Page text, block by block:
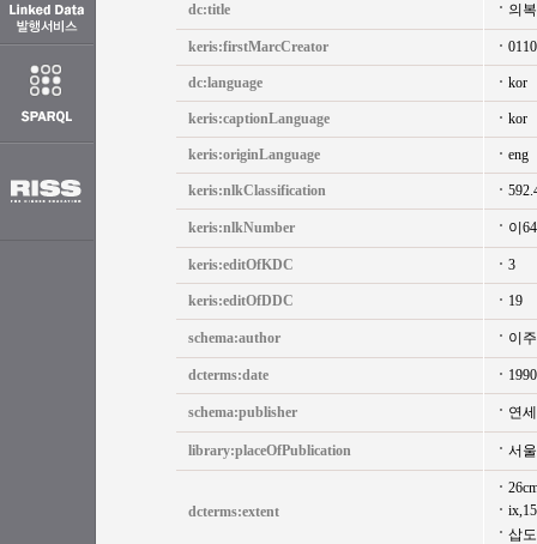
dc:title 의
keris:firstMarcCreator
dc:language kor
keris:captionLanguage kor
keris:originLanguage eng
keris:nlkClassification
keris:nlkNumber 이
keris:editOfKDC 3
keris:editOfDDC 19
schema:author 이
dcterms:date 1990
schema:publisher 연
library:placeOfPublication 서울
dcterms:extent
삽